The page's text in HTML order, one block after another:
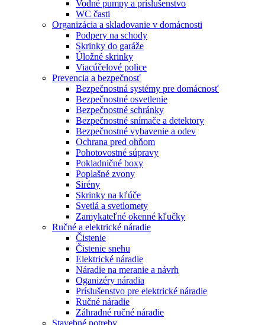
Vodné pumpy a príslušenstvo
WC časti
Organizácia a skladovanie v domácnosti
Podpery na schody
Skrinky do garáže
Úložné skrinky
Viacúčelové police
Prevencia a bezpečnosť
Bezpečnostná systémy pre domácnosť
Bezpečnostné osvetlenie
Bezpečnostné schránky
Bezpečnostné snímače a detektory
Bezpečnostné vybavenie a odev
Ochrana pred ohňom
Pohotovostné súpravy
Pokladničné boxy
Poplašné zvony
Sirény
Skrinky na kľúče
Svetlá a svetlomety
Zamykateľné okenné kľučky
Ručné a elektrické náradie
Čistenie
Čistenie snehu
Elektrické náradie
Náradie na meranie a návrh
Oganizéry náradia
Príslušenstvo pre elektrické náradie
Ručné náradie
Záhradné ručné náradie
Stavebné potreby